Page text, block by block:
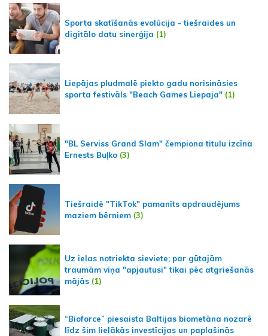
Sporta skatīšanās evolūcija - tiešraides un
digitālo datu sinerģija (1)
Liepājas pludmalē piekto gadu norisināsies
sporta festivāls "Beach Games Liepaja" (1)
"BL Serviss Grand Slam" čempiona titulu izcīna
Ernests Buļko (3)
Tiešraidē "TikTok" pamanīts apdraudējums
maziem bērniem (3)
Uz ielas notriekta sieviete; par gūtajām
traumām viņa "apjautusi" tikai pēc atgriešanās
mājās (1)
“Bioforce” piesaista Baltijas biometāna nozarē
līdz šim lielākās investīcijas un paplašinās